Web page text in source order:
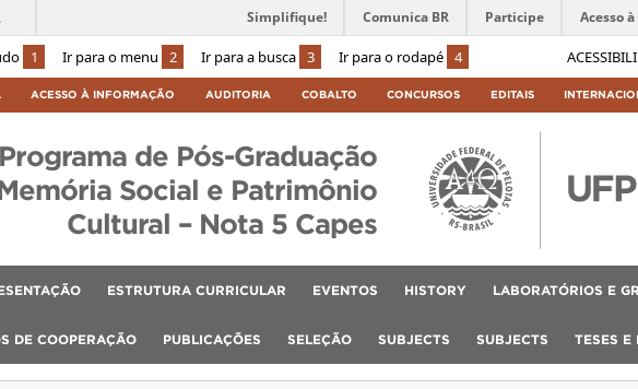
1 Ir para o menu 2 Ir para a busca 3 Ir para o rodapé 4
Simplifique! Comunica BR Participe Acesso
ACESSO À INFORMAÇÃO AUDITORIA COBALTO CONCURSOS EDITAIS
Programa de Pós-Graduação
Social e Patrimônio
Cultural – Nota 5 Capes
ESTRUTURA CURRICULAR EVENTOS HISTORY LABORATÓRIOS E
DE COOPERAÇÃO PUBLICAÇÕES SELEÇÃO SUBJECTS SUBJECTS TESES E